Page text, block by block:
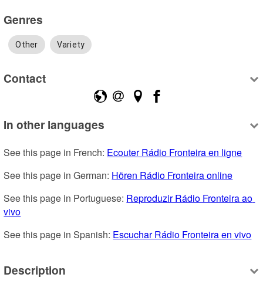
Genres
Other Variety
Contact
In other languages
See this page in French: Ecouter Rádio Fronteira en ligne
See this page in German: Hören Rádio Fronteira online
See this page in Portuguese: Reproduzir Rádio Fronteira ao
vivo
See this page in Spanish: Escuchar Rádio Fronteira en vivo
Description